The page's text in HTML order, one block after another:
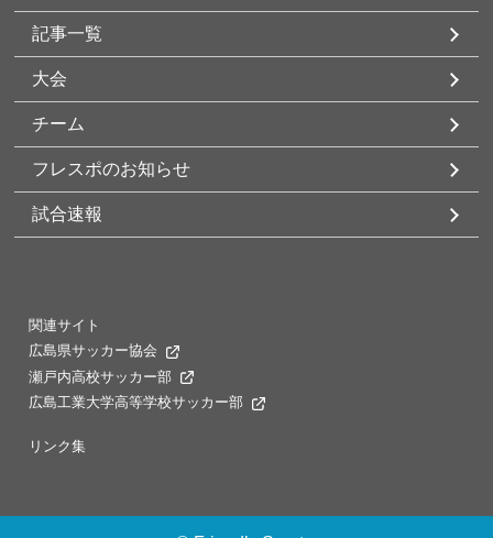
記事一覧
大会
チーム
フレスポのお知らせ
試合速報
関連サイト
広島県サッカー協会
瀬戸内高校サッカー部
広島工業大学高等学校サッカー部
リンク集